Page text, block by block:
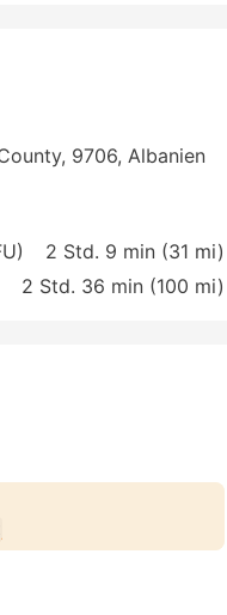
9706, Albanien
2 Std. 9 min (31 mi)
2 Std. 36 min (100 mi)